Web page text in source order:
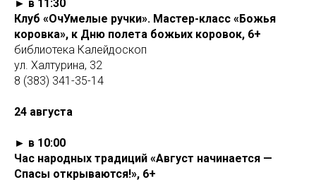
► в 11:30
Клуб «ОчУмелые ручки». Мастер-класс «Божья
коровка», к Дню полета божьих коровок, 6+
библиотека Калейдоскоп
ул. Халтурина, 32
8 (383) 341-35-14
24 августа
► в 10:00
Час народных традиций «Август начинается —
Спасы открываются!», 6+